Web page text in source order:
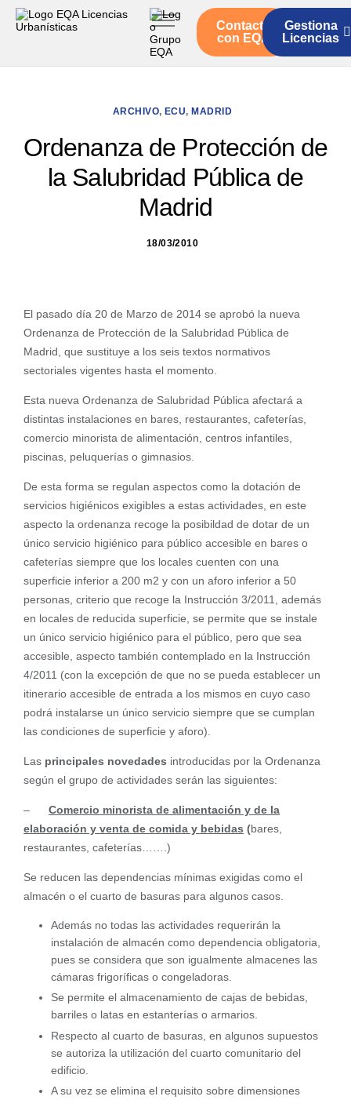
Servicios
Contacto
con EQA
Gestiona
Licencias
ARCHIVO, ECU, MADRID
Ordenanza de Protección de
la Salubridad Pública de
Madrid
18/03/2010
El pasado día 20 de Marzo de 2014 se aprobó la nueva
Ordenanza de Protección de la Salubridad Pública de
Madrid, que sustituye a los seis textos normativos
sectoriales vigentes hasta el momento.
Esta nueva Ordenanza de Salubridad Pública afectará a
distintas instalaciones en bares, restaurantes, cafeterías,
comercio minorista de alimentación, centros infantiles,
piscinas, peluquerías o gimnasios.
De esta forma se regulan aspectos como la dotación de
servicios higiénicos exigibles a estas actividades, en este
aspecto la ordenanza recoge la posibildad de dotar de un
único servicio higiénico para público accesible en bares o
cafeterías siempre que los locales cuenten con una
superficie inferior a 200 m2 y con un aforo inferior a 50
personas, criterio que recoge la Instrucción 3/2011, además
en locales de reducida superficie, se permite que se instale
un único servicio higiénico para el público, pero que sea
accesible, aspecto también contemplado en la Instrucción
4/2011 (con la excepción de que no se pueda establecer un
itinerario accesible de entrada a los mismos en cuyo caso
podrá instalarse un único servicio siempre que se cumplan
las condiciones de superficie y aforo).
Las principales novedades introducidas por la Ordenanza
según el grupo de actividades serán las siguientes:
– Comercio minorista de alimentación y de la
elaboración y venta de comida y bebidas (bares,
restaurantes, cafeterías…….)
Se reducen las dependencias mínimas exigidas como el
almacén o el cuarto de basuras para algunos casos.
Además no todas las actividades requerirán la
instalación de almacén como dependencia obligatoria,
pues se considera que son igualmente almacenes las
cámaras frigoríficas o congeladoras.
Se permite el almacenamiento de cajas de bebidas,
barriles o latas en estanterías o armarios.
Respecto al cuarto de basuras, en algunos supuestos
se autoriza la utilización del cuarto comunitario del
edificio.
A su vez se elimina el requisito sobre dimensiones